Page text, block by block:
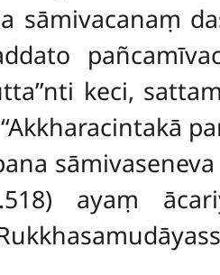
sāmivacanaṃ
keci,
ayaṃ